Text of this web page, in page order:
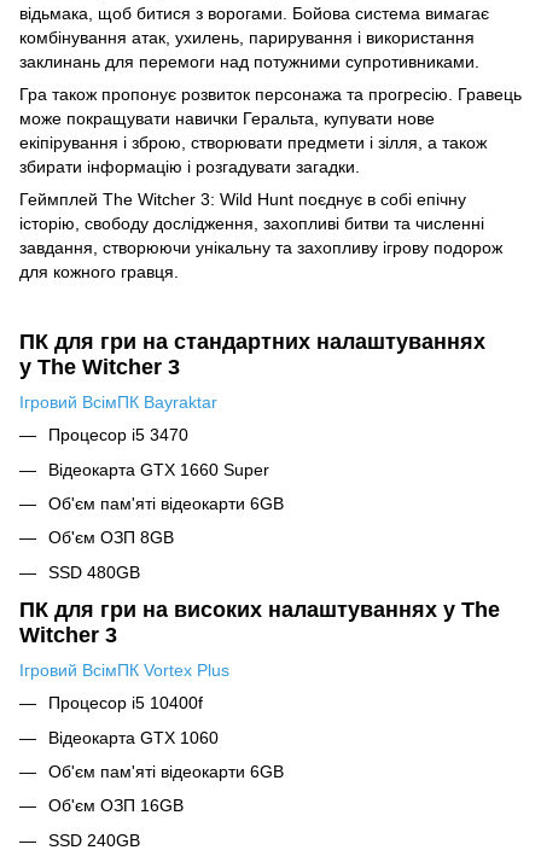
відьмака, щоб битися з ворогами. Бойова система вимагає
комбінування атак, ухилень, парирування і використання
заклинань для перемоги над потужними супротивниками.
Гра також пропонує розвиток персонажа та прогресію. Гравець
може покращувати навички Геральта, купувати нове
екіпірування і зброю, створювати предмети і зілля, а також
збирати інформацію і розгадувати загадки.
Геймплей The Witcher 3: Wild Hunt поєднує в собі епічну
історію, свободу дослідження, захопливі битви та численні
завдання, створюючи унікальну та захопливу ігрову подорож
для кожного гравця.
ПК для гри на стандартних налаштуваннях
у The Witcher 3
Ігровий ВсімПК Bayraktar
Процесор i5 3470
Відеокарта GTX 1660 Super
Об'єм пам'яті відеокарти 6GB
Об'єм ОЗП 8GB
SSD 480GB
ПК для гри на високих налаштуваннях у The
Witcher 3
Ігровий ВсімПК Vortex Plus
Процесор i5 10400f
Відеокарта GTX 1060
Об'єм пам'яті відеокарти 6GB
Об'єм ОЗП 16GB
SSD 240GB